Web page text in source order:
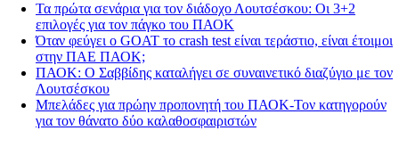
Τα πρώτα σενάρια για τον διάδοχο Λουτσέσκου: Οι 3+2
επιλογές για τον πάγκο του ΠΑΟΚ
Όταν φεύγει ο GOAT το crash test είναι τεράστιο, είναι έτοιμοι
στην ΠΑΕ ΠΑΟΚ;
ΠΑΟΚ: Ο Σαββίδης καταλήγει σε συναινετικό διαζύγιο με τον
Λουτσέσκου
Μπελάδες για πρώην προπονητή του ΠΑΟΚ-Τον κατηγορούν
για τον θάνατο δύο καλαθοσφαιριστών